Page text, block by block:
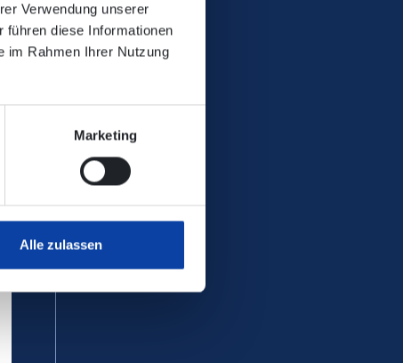
Verwendung unserer
führen diese Informationen
im Rahmen Ihrer Nutzung
Marketing
Alle zulassen